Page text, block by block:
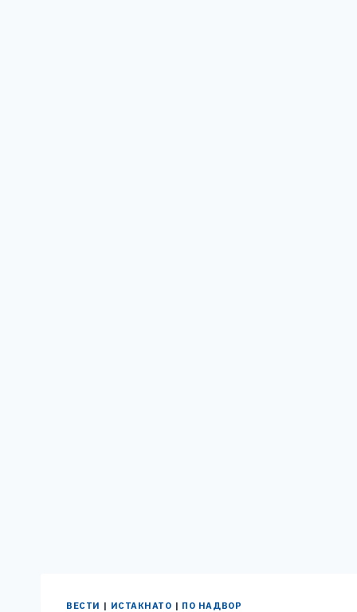
ВЕСТИ | ИСТАКНАТО | ПО НАДВОР